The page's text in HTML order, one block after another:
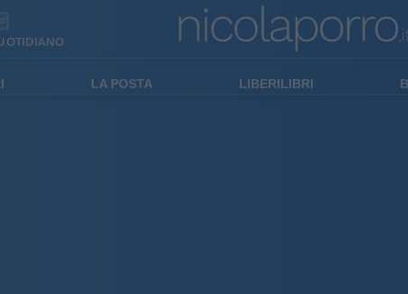
LA POSTA LIBERILIBRI